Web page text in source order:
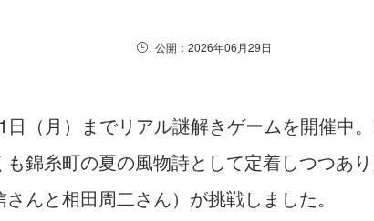
公開：2026年06月29日
（月）までリアル謎解きゲームを開催中
錦糸町の夏の風物詩として定着しつつあ
んと相田周二さん）が挑戦しました。